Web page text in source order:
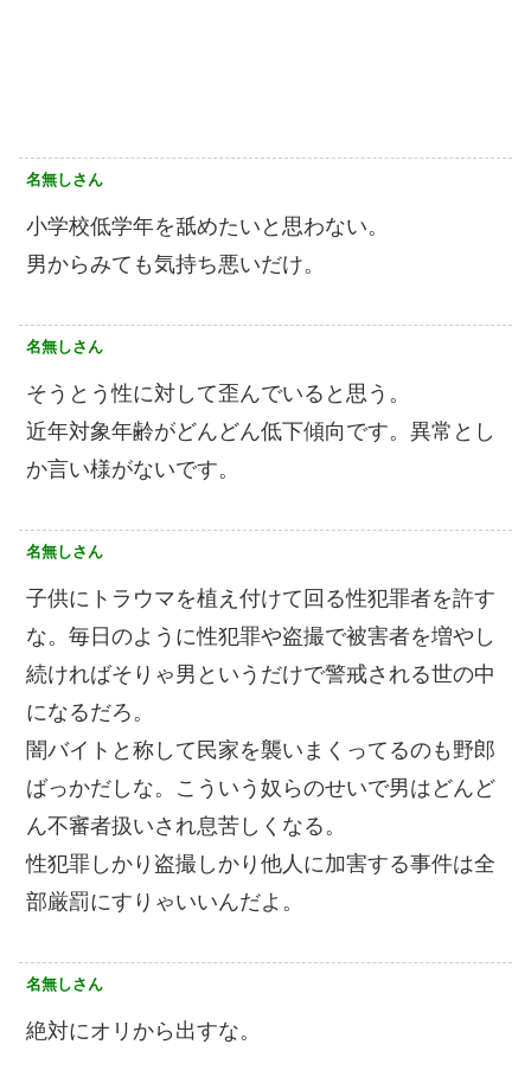
名無しさん
小学校低学年を舐めたいと思わない。
男からみても気持ち悪いだけ。
名無しさん
そうとう性に対して歪んでいると思う。
近年対象年齢がどんどん低下傾向です。異常とし
か言い様がないです。
名無しさん
子供にトラウマを植え付けて回る性犯罪者を許す
な。毎日のように性犯罪や盗撮で被害者を増やし
続ければそりゃ男というだけで警戒される世の中
になるだろ。
闇バイトと称して民家を襲いまくってるのも野郎
ばっかだしな。こういう奴らのせいで男はどんど
ん不審者扱いされ息苦しくなる。
性犯罪しかり盗撮しかり他人に加害する事件は全
部厳罰にすりゃいいんだよ。
名無しさん
絶対にオリから出すな。